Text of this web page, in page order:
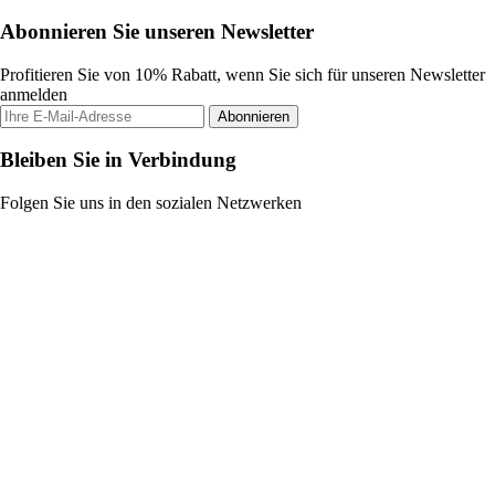
Abonnieren Sie unseren Newsletter
Profitieren Sie von 10% Rabatt, wenn Sie sich für unseren Newsletter
anmelden
Abonnieren
Bleiben Sie in Verbindung
Folgen Sie uns in den sozialen Netzwerken